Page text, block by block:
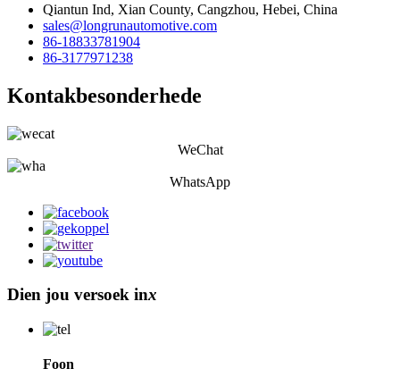
Qiantun Ind, Xian County, Cangzhou, Hebei, China
sales@longrunautomotive.com
86-18833781904
86-3177971238
Kontakbesonderhede
WeChat
WhatsApp
Dien jou versoek inx
Foon